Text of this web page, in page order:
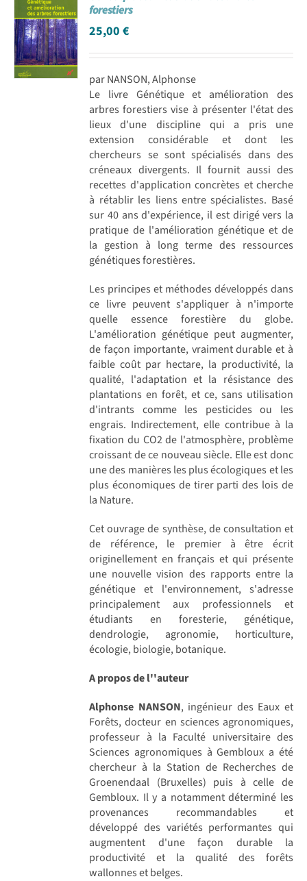
forestiers
25,00€
par NANSON, Alphonse
Le livre Génétique et amélioration des
arbres forestiers vise à présenter l'état des
lieux d'une discipline qui a pris une
extension considérable et dont les
chercheurs se sont spécialisés dans des
créneaux divergents. Il fournit aussi des
recettes d'application concrètes et cherche
à rétablir les liens entre spécialistes. Basé
sur 40 ans d'expérience, il est dirigé vers la
pratique de l'amélioration génétique et de
la gestion à long terme des ressources
génétiques forestières.
Les principes et méthodes développés dans
ce livre peuvent s'appliquer à n'importe
quelle essence forestière du globe.
L'amélioration génétique peut augmenter,
de façon importante, vraiment durable et à
faible coût par hectare, la productivité, la
qualité, l'adaptation et la résistance des
plantations en forêt, et ce, sans utilisation
d'intrants comme les pesticides ou les
engrais. Indirectement, elle contribue à la
fixation du CO2 de l'atmosphère, problème
croissant de ce nouveau siècle. Elle est donc
une des manières les plus écologiques et les
plus économiques de tirer parti des lois de
la Nature.
Cet ouvrage de synthèse, de consultation et
de référence, le premier à être écrit
originellement en français et qui présente
une nouvelle vision des rapports entre la
génétique et l'environnement, s'adresse
principalement aux professionnels et
étudiants en foresterie, génétique,
dendrologie, agronomie, horticulture,
écologie, biologie, botanique.
A propos de l''auteur
Alphonse NANSON, ingénieur des Eaux et
Forêts, docteur en sciences agronomiques,
professeur à la Faculté universitaire des
Sciences agronomiques à Gembloux a été
chercheur à la Station de Recherches de
Groenendaal (Bruxelles) puis à celle de
Gembloux. Il y a notamment déterminé les
provenances recommandables et
développé des variétés performantes qui
augmentent d'une façon durable la
productivité et la qualité des forêts
wallonnes et belges.